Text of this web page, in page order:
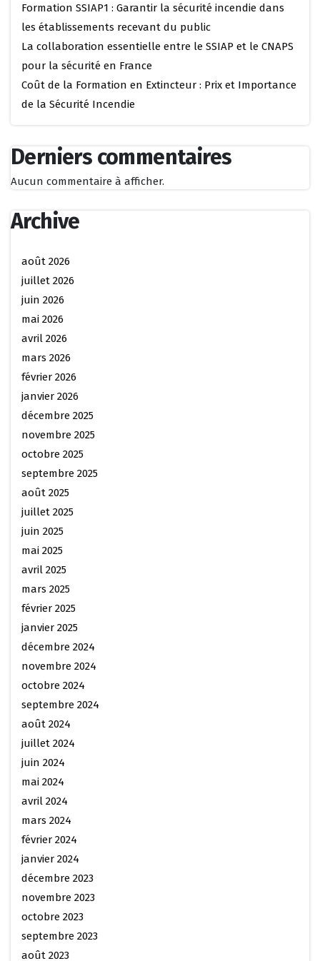
Formation SSIAP1 : Garantir la sécurité incendie dans
les établissements recevant du public
La collaboration essentielle entre le SSIAP et le CNAPS
pour la sécurité en France
Coût de la Formation en Extincteur : Prix et Importance
de la Sécurité Incendie
Derniers commentaires
Aucun commentaire à afficher.
Archive
août 2026
juillet 2026
juin 2026
mai 2026
avril 2026
mars 2026
février 2026
janvier 2026
décembre 2025
novembre 2025
octobre 2025
septembre 2025
août 2025
juillet 2025
juin 2025
mai 2025
avril 2025
mars 2025
février 2025
janvier 2025
décembre 2024
novembre 2024
octobre 2024
septembre 2024
août 2024
juillet 2024
juin 2024
mai 2024
avril 2024
mars 2024
février 2024
janvier 2024
décembre 2023
novembre 2023
octobre 2023
septembre 2023
août 2023